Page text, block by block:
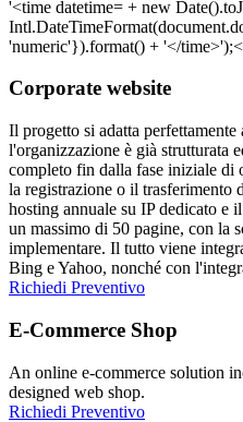
Corporate website
Il progetto si adatta
l'organizzazione è già strutturata
completo fin dalla fase iniziale di
la registrazione o il
hosting annuale su IP dedicato e
un massimo di 50 pagine, con la
implementare. Il tutto viene
Bing e Yahoo, nonché con
Richiedi Preventivo
E-Commerce Shop
An online e-commerce solution
designed web shop.
Richiedi Preventivo